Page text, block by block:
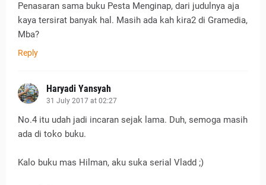
Penasaran sama buku Pesta Menginap, dari judulnya aja
kaya tersirat banyak hal. Masih ada kah kira2 di Gramedia,
Mba?
Reply
Haryadi Yansyah
31 July 2017 at 02:27
No.4 itu udah jadi incaran sejak lama. Duh, semoga masih
ada di toko buku.
Kalo buku mas Hilman, aku suka serial Vladd ;)